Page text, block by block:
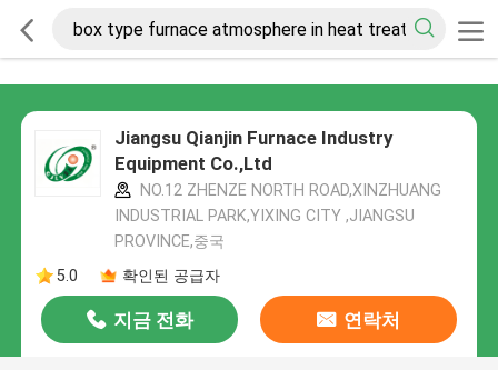
Jiangsu Qianjin Furnace Industry
Equipment Co.,Ltd
NO.12 ZHENZE NORTH ROAD,XINZHUANG
INDUSTRIAL PARK,YIXING CITY ,JIANGSU
PROVINCE,중국
5.0
확인된 공급자
지금 전화 연락처